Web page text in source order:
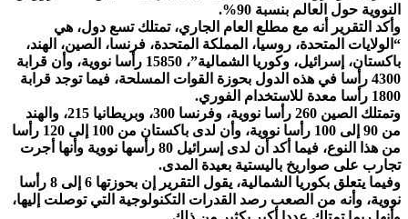
النووية حول العالم بنسبة 90%.
وأكد التقرير أنه مع مطلع العام الجاري، تمتلك تسع دول، هي
“الولايات المتحدة، روسيا، المملكة المتحدة، فرنسا، الصين، الهند،
باكستان، إسرائيل، وكوريا الشمالية”، 15850 رأسا نووية، وأن قرابة
4300 رأسا في هذه الدول بحوزة القوات المسلحة، فيما توجد قرابة
1800 رأسا معدة للاستخدام الفوري.
وتمتلك الصين 260 رأسا نووية، وفرنسا 300، وبريطانيا 215، والهند
من 90 إلى 100 رأسا نووية، وأن لدى باكستان من 100 إلى 120 رأسا
من هذا النوع، فيما أكد أن لدى إسرائيل 80 رأسها نووية وأنها أجرت
تجارب على صواريخ باليستية بعيدة المدى.
وفيما يتعلق بكوريا الشمالية، يقول التقرير إن بحوزتها 6 إلى 8 رأسا
نووية، وأنه من الصعب رصد القدرات التكنولوجية التي توصلت إليها،